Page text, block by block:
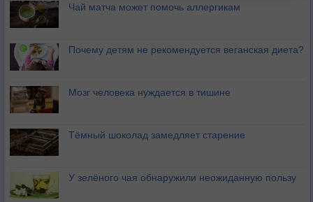
Чай матча может помочь аллергикам
Почему детям не рекомендуется веганская диета?
Мозг человека нуждается в тишине
Тёмный шоколад замедляет старение
У зелёного чая обнаружили неожиданную пользу